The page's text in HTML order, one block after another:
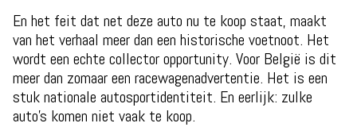
En het feit dat net deze auto nu te koop staat, maakt
van het verhaal meer dan een historische voetnoot. Het
wordt een echte collector opportunity. Voor België is dit
meer dan zomaar een racewagenadvertentie. Het is een
stuk nationale autosportidentiteit. En eerlijk: zulke
auto’s komen niet vaak te koop.